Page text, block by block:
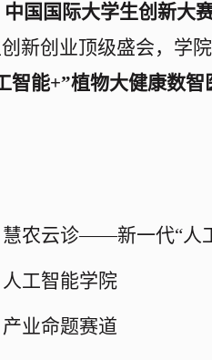
中国国际大学生创新大
新创业顶级盛会，学
能+”植物大健康数智
慧农云诊——新一代“人
人工智能学院
产业命题赛道